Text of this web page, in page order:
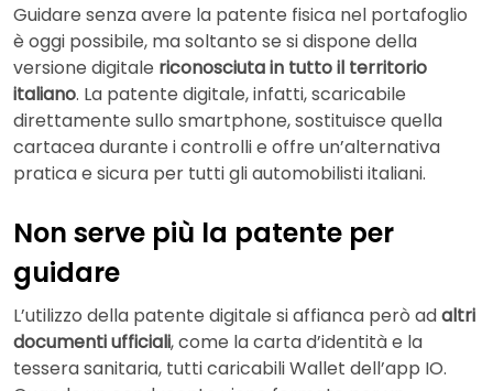
Guidare senza avere la patente fisica nel portafoglio
è oggi possibile, ma soltanto se si dispone della
versione digitale riconosciuta in tutto il territorio
italiano. La patente digitale, infatti, scaricabile
direttamente sullo smartphone, sostituisce quella
cartacea durante i controlli e offre un’alternativa
pratica e sicura per tutti gli automobilisti italiani.
Non serve più la patente per
guidare
L’utilizzo della patente digitale si affianca però adaltri
documenti ufficiali, come la carta d’identità e la
tessera sanitaria, tutti caricabili Wallet dell’app IO.